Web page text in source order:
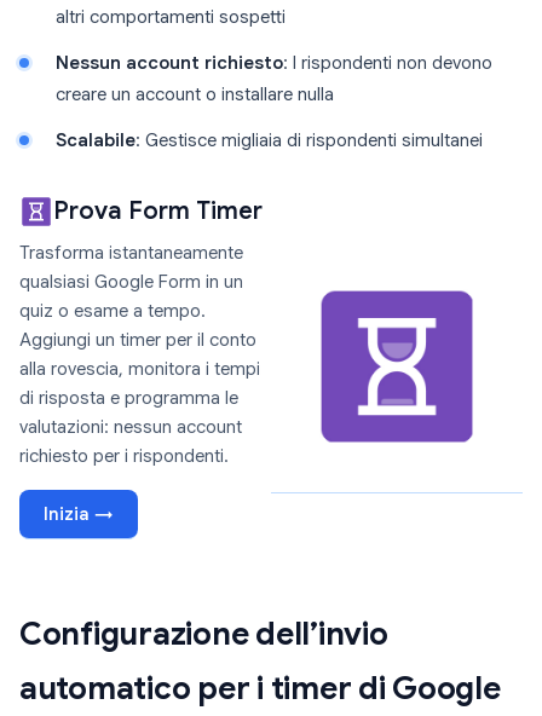
altri comportamenti sospetti
Nessun account richiesto: I rispondenti non devono
creare un account o installare nulla
Scalabile: Gestisce migliaia di rispondenti simultanei
Prova Form Timer
Trasforma istantaneamente
qualsiasi Google Form in un
quiz o esame a tempo.
Aggiungi un timer per il conto
alla rovescia, monitora i tempi
di risposta e programma le
valutazioni: nessun account
richiesto per i rispondenti.
Inizia →
Configurazione dell’invio
automatico per i timer di Google